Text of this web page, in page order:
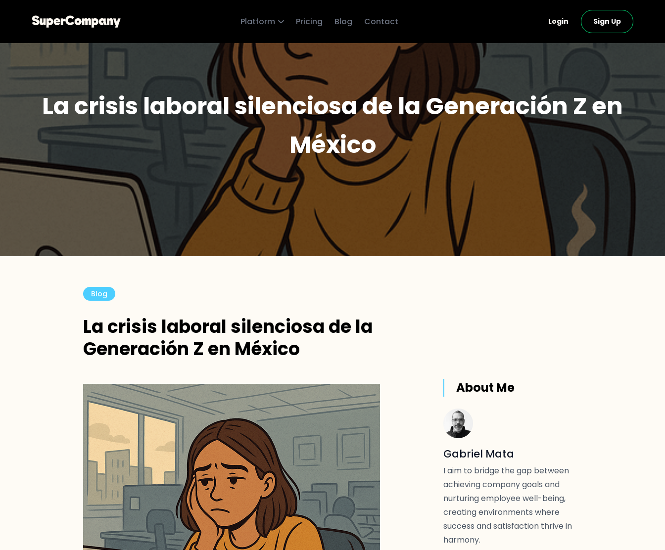
Platform Pricing Blog Contact Login Sign Up
La crisis laboral silenciosa de la Generación Z en
México
Blog
La crisis laboral silenciosa de la
Generación Z en México
About Me
Gabriel Mata
I aim to bridge the gap between
achieving company goals and
nurturing employee well-being,
creating environments where
success and satisfaction thrive in
harmony.